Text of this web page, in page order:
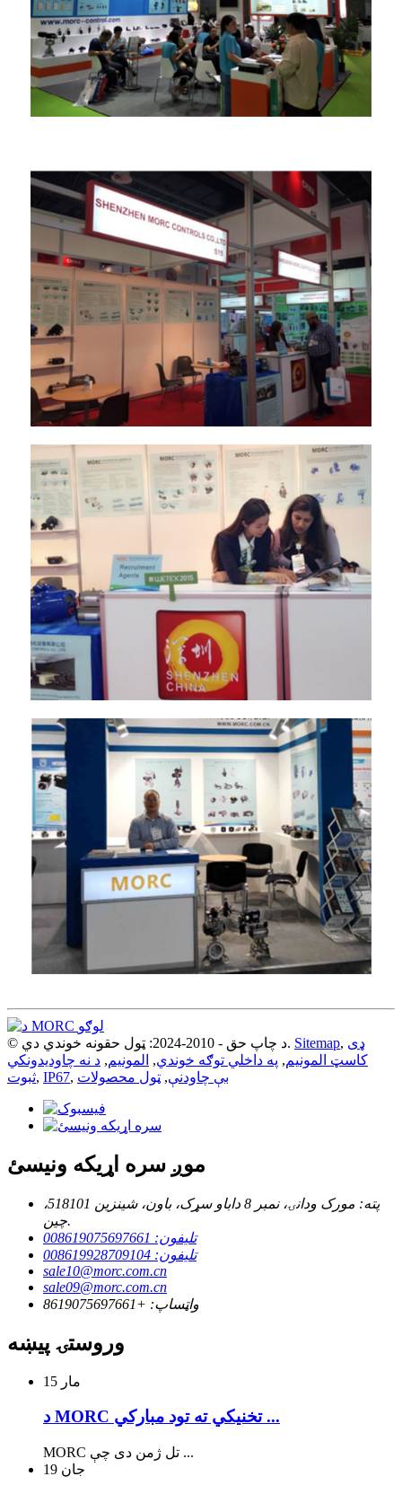
© د چاپ حق - 2010-2024: ټول حقونه خوندي دي. Sitemap, ډی
کاسټ المونیم, په داخلي توګه خوندي, المونیم, د نه چاودیدونکي
ثبوت, IP67, بې چاودنې, ټول محصولات
موږ سره اړیکه ونیسئ
پته: مورک ودانۍ، نمبر 8 داباو سړک، باون، شینزین 518101،
چین.
تلیفون: 008619075697661
تلیفون: 008619928709104
sale10@morc.com.cn
sale09@morc.com.cn
واټساپ: +8619075697661
وروستۍ پیښه
مار 15
د MORC تخنیکي ته تود مبارکي ...
MORC تل ژمن دی چې ...
جان 19